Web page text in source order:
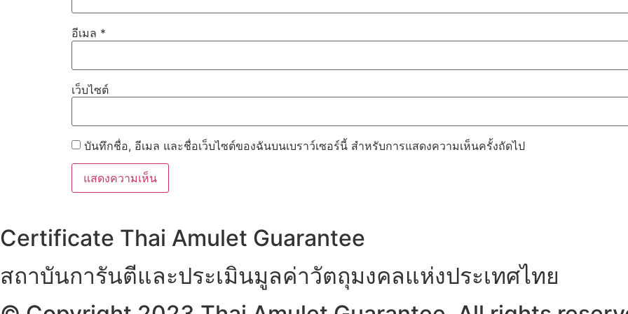
อีเมล *
เว็บไซต์
บันทึกชื่อ, อีเมล และชื่อเว็บไซต์ของฉันบนเบราว์เซอร์นี้ สำหรับการแสดงความเห็นครั้งถัดไป
Certificate Thai Amulet Guarantee
สถาบันการันตีและประเมินมูลค่าวัตถุมงคลแห่งประเทศไทย